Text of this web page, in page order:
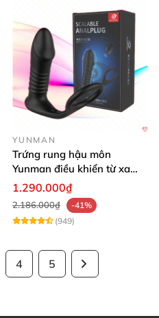
YUNMAN
Trứng rung hậu môn
Yunman điều khiển từ xa
quai đeo kích thích
1.290.000₫
2.186.000₫
-41%
(949)
4 5